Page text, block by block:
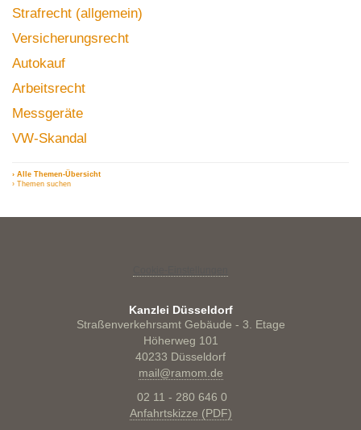
Strafrecht (allgemein)
Versicherungsrecht
Autokauf
Arbeitsrecht
Messgeräte
VW-Skandal
› Alle Themen-Übersicht
› Themen suchen
Kanzlei Düsseldorf
Straßenverkehrsamt Gebäude - 3. Etage
Höherweg 101
40233 Düsseldorf
mail@ramom.de
02 11 - 280 646 0
Anfahrtskizze (PDF)